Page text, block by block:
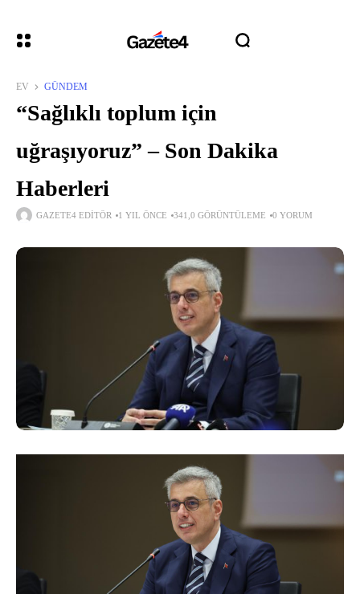
EV GÜNDEM
“Sağlıklı toplum için
uğraşıyoruz” – Son Dakika
Haberleri
GAZETE4 EDITÖR 1 YIL ÖNCE 341,0 GÖRÜNTÜLEME 0 YORUM